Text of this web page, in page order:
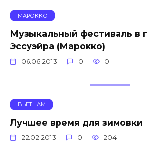
МАРОККО
Музыкальный фестиваль в
Эссуэйра (Марокко)
06.06.2013 0 0
ВЬЕТНАМ
Лучшее время для зимовки
22.02.2013 0 204